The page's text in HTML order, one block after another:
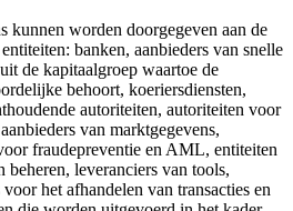
kunnen worden doorgegeven aan de
banken, aanbieders van snelle
de kapitaalgroep waartoe de
behoort, koeriersdiensten,
autoriteiten, autoriteiten voor
van marktgegevens,
fraudepreventie en AML, entiteiten
beheren, leveranciers van tools,
het afhandelen van transacties en